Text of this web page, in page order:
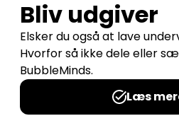
Udgives af: Historiefidusen
0,00kr
Læs mere